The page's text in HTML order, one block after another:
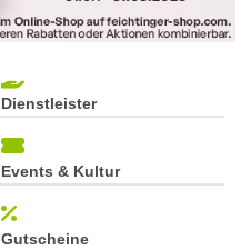
Dienstleister
Events & Kultur
Gutscheine